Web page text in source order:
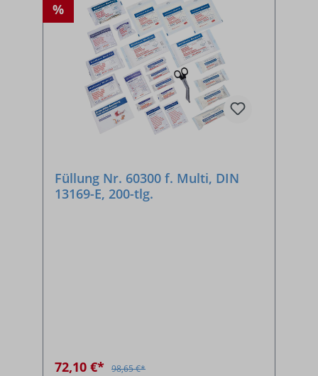
%
Füllung Nr. 60300 f. Multi, DIN
13169-E, 200-tlg.
72,10 €* 98,65 €*